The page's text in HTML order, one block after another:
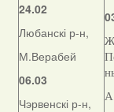
24.02
Любанскі р-н,
М.Верабей
06.03
Чэрвенскі р-н,